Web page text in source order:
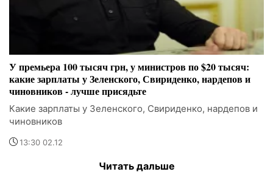
У премьера 100 тысяч грн, у министров по $20 тысяч:
какие зарплаты у Зеленского, Свириденко, нардепов и
чиновников - лучше присядьте
Какие зарплаты у Зеленского, Свириденко, нардепов и
чиновников
13:30 02.12
Читать дальше